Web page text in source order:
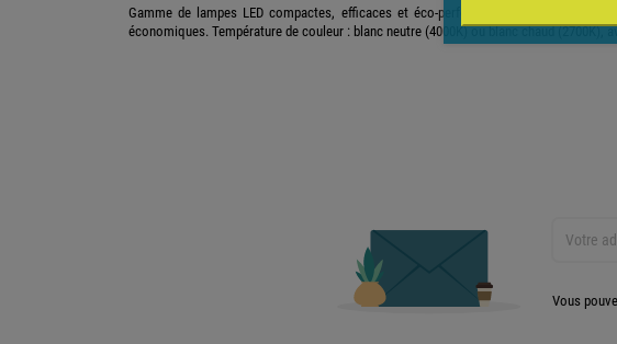
Gamme de lampes LED compactes, efficaces et éco-performantes pour
économiques. Température de couleur : blanc neutre (4000K) ou blanc chaud
Vous